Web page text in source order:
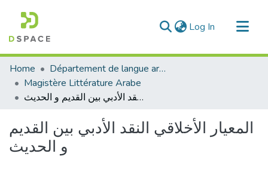
Log In (current)
Communities & Collections
All of DSpace
Statistics
Home
Département de langue arabe
Magistère Littérature Arabe
المعيار الأخلاقي النقد الأدبي بين القديم و الحديث
المعيار الأخلاقي النقد الأدبي بين القديم
و الحديث